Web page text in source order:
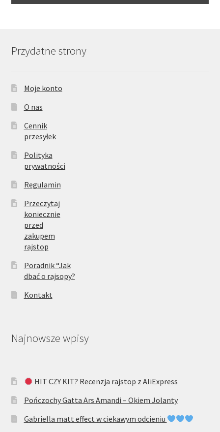
Przydatne strony
Moje konto
O nas
Cennik
przesyłek
Polityka
prywatności
Regulamin
Przeczytaj
koniecznie
przed
zakupem
rajstop
Poradnik “Jak
dbać o rajsopy?
Kontakt
Najnowsze wpisy
HIT CZY KIT? Recenzja rajstop z AliExpress
Pończochy Gatta Ars Amandi – Okiem Jolanty
Gabriella matt effect w ciekawym odcieniu